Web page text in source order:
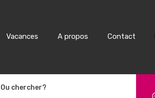
Vacances A propos Contact
Ou chercher?